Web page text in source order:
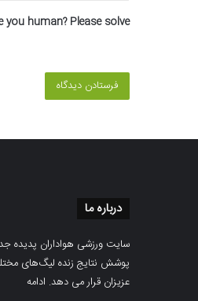
you human? Please solve:
درباره ما
سایت ورزشی هواداران پدیده
پوشش نتایج زنده لیگ‌های
عزیزان قرار می دهد. ادامه